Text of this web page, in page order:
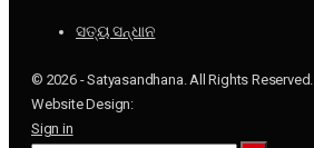
ସତ୍ୟ ସନ୍ଧାନ
© 2026 - Satyasandhana. All Rights Reserved.
Website Design:
Sign in